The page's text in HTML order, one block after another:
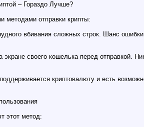
– Гораздо Лучше?
методами отправки крипты:
вбивания сложных строк. Шанс
своего кошелька перед отправкой.
криптовалюту и есть
этот метод: